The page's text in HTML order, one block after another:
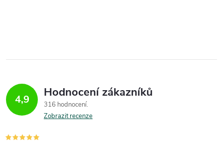
4,9 Hodnocení zákazníků
316 hodnocení
Zobrazit recenze